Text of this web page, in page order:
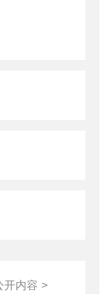
开内容 >